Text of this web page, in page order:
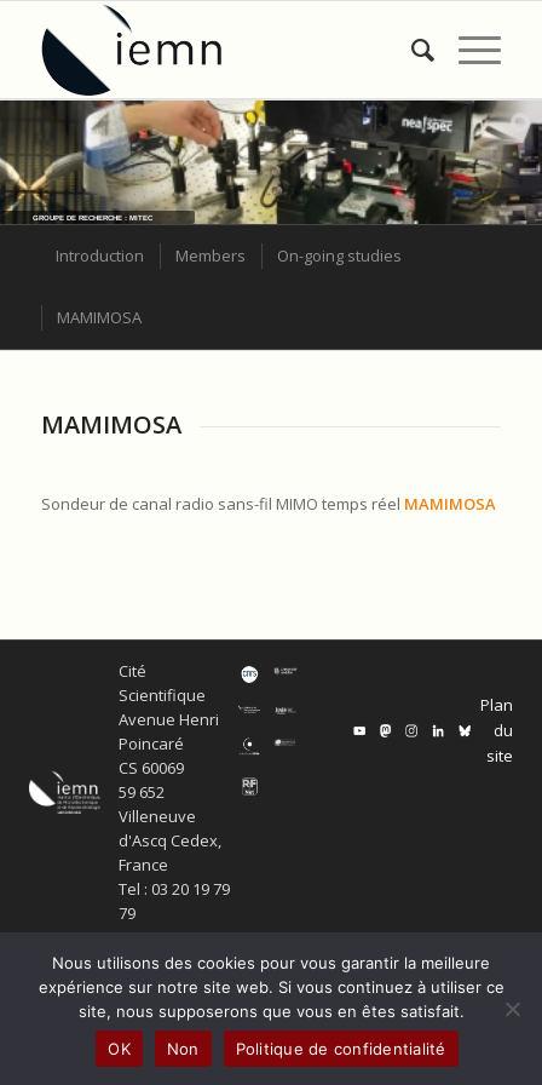
GROUPE DE RECHERCHE : MITEC
Introduction Members On-going studies
MAMIMOSA
MAMIMOSA
Sondeur de canal radio sans-fil MIMO temps réel MAMIMOSA
Cité
Scientifique
Avenue Henri
Poincaré
CS 60069
59 652
Villeneuve
d'Ascq Cedex,
France
Tel : 03 20 19 79
79
Plan
du
site
© Copyright Service ECM et pôle SISR 2024
Production scientifique
Mentions légales
Politique de confidentialité
Nous utilisons des cookies pour vous garantir la meilleure
expérience sur notre site web. Si vous continuez à utiliser ce
site, nous supposerons que vous en êtes satisfait.
OK
Non Politique de confidentialité